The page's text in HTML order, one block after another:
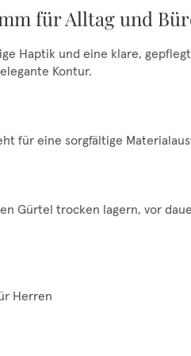
für Alltag und
Haptik und eine klare,
Kontur.
für eine sorgfältige
Gürtel trocken lagern, vor
Herren